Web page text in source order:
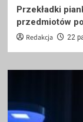
Przekładki
przedmiotów
Redakcja 22